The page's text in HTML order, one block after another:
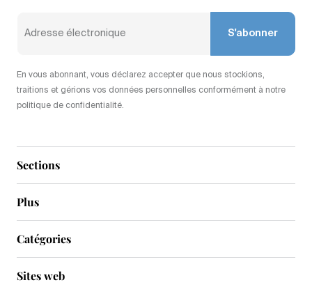
Sections
Plus
S'abonner
En vous abonnant, vous déclarez accepter que nous stockions,
traitions et gérions vos données personnelles conformément à notre
politique de confidentialité.
Catégories
Sites web